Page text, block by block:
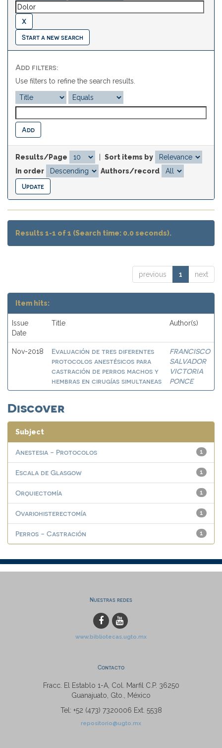
Start a new search
Add filters:
Use filters to refine the search results.
Results/Page
Sort items by
In order
Authors/record
Results 1-1 of 1 (Search time: 0.0 seconds).
previous 1 next
Item hits:
Issue
Date
Title Author(s)
Nov-2018
Evaluación de tres diferentes
protocolos anestésicos para
castración de perros machos y
hembras en cirugías simultaneas
FRANCISCO
SALVADOR
VICTORIA
PONCE
Discover
Subject
1
Anestesia - Protocolos
1
Escala de Glasgow
1
Orquiectomía
1
Ovariohisterectomía
1
Perros - Castración
Nuestras redes
www.bibliotecas.ugto.mx
Contacto
Fracc. El Establo 1-A, Col. Marfil C.P. 36250
Guanajuato, Gto., México
Tel: +52 (473) 7320006 Ext. 5538
repositorio@ugto.mx